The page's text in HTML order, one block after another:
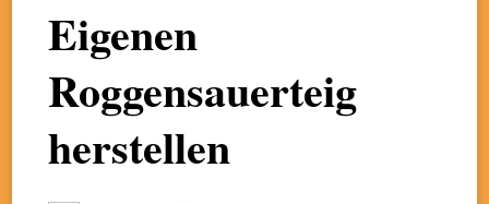
Eigenen
Roggensauerteig
herstellen